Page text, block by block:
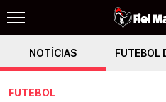
NOTÍCIAS FUTEBOL
FUTEBOL